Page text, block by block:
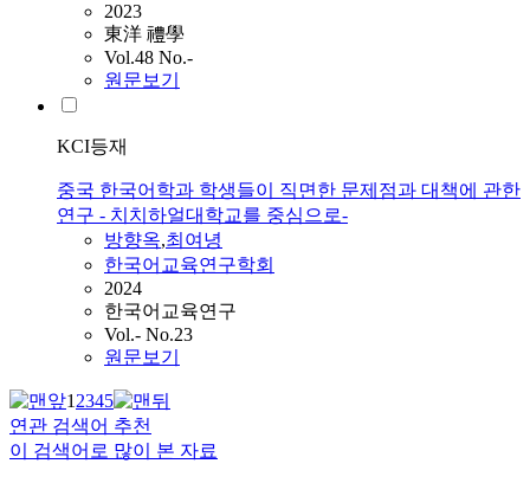
2023
東洋 禮學
Vol.48 No.-
원문보기
KCI등재
중국 한국어학과 학생들이 직면한 문제점과 대책에 관한
연구 - 치치하얼대학교를 중심으로-
방향옥,최여녕
한국어교육연구학회
2024
한국어교육연구
Vol.- No.23
원문보기
12345
연관 검색어 추천
이 검색어로 많이 본 자료